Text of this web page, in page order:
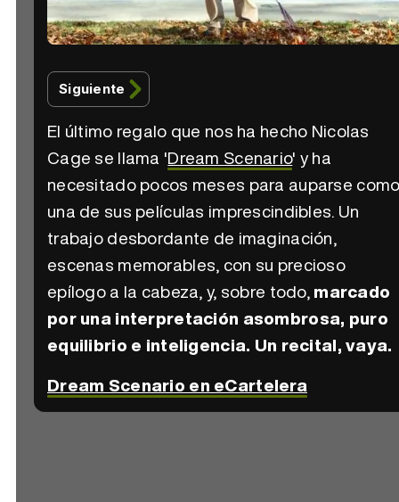
Siguiente
El último regalo que nos ha hecho Nicolas
Cage se llama 'Dream Scenario' y ha
necesitado pocos meses para auparse
una de sus películas imprescindibles. Un
trabajo desbordante de imaginación,
escenas memorables, con su precioso
epílogo a la cabeza, y, sobre todo,marcado
por una interpretación asombrosa, puro
equilibrio e inteligencia. Un recital, vaya.
Dream Scenario en eCartelera